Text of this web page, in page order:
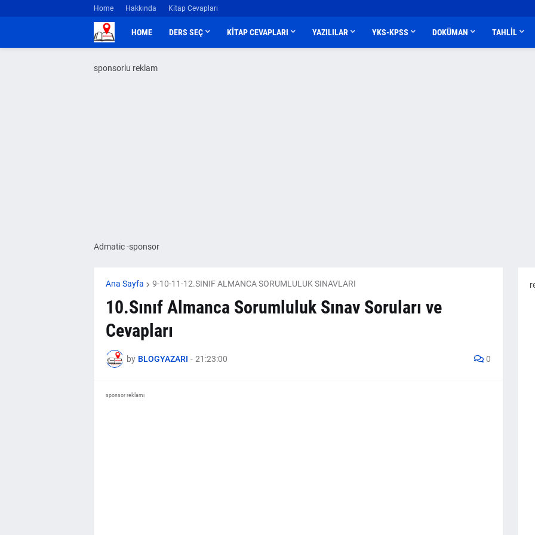
Home Hakkında Kitap Cevapları
HOME DERS SEÇ KİTAP CEVAPLARI YAZILILAR YKS-KPSS DOKÜMAN TAHLİL
sponsorlu reklam
Admatic -sponsor
Ana Sayfa 9-10-11-12.SINIF ALMANCA SORUMLULUK SINAVLARI
10.Sınıf Almanca Sorumluluk Sınav Soruları ve
Cevapları
by BLOGYAZARI - 21:23:00 0
sponsor reklamı